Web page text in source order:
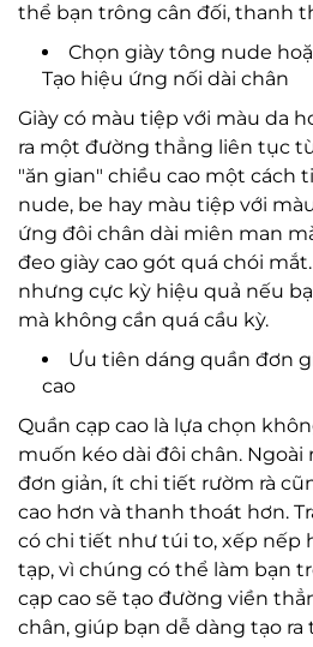
thể bạn trông cân đối, thanh
Chọn giày tông nude
Tạo hiệu ứng nối dài chân
Giày có màu tiệp với màu da
ra một đường thẳng liên tục
"ăn gian" chiều cao một cách
nude, be hay màu tiệp với
ứng đôi chân dài miên man
đeo giày cao gót quá chói
nhưng cực kỳ hiệu quả nếu
mà không cần quá cầu kỳ.
Ưu tiên dáng quần đơn
cao
Quần cạp cao là lựa chọn
muốn kéo dài đôi chân. Ngoài
đơn giản, ít chi tiết rườm rà
cao hơn và thanh thoát hơn.
có chi tiết như túi to, xếp nếp
tạp, vì chúng có thể làm bạn
cạp cao sẽ tạo đường viền
chân, giúp bạn dễ dàng tạo ra